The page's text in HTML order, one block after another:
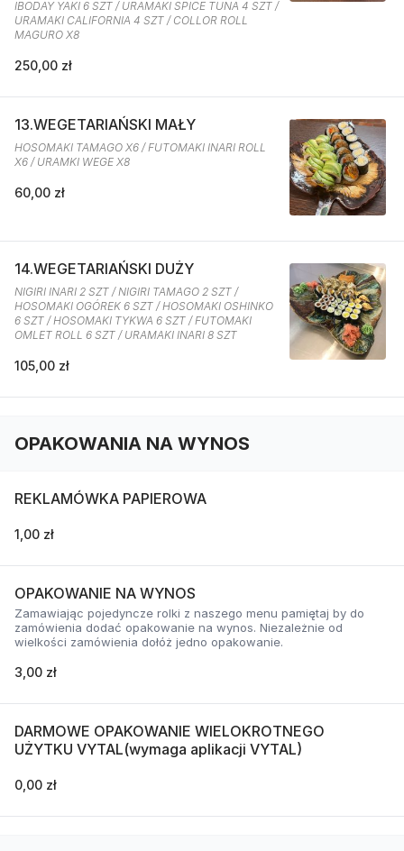
IBODAY YAKI 6 SZT / URAMAKI SPICE TUNA 4 SZT /
URAMAKI CALIFORNIA 4 SZT / COLLOR ROLL
MAGURO X8
250,00 zł
13.WEGETARIAŃSKI MAŁY
HOSOMAKI TAMAGO X6 / FUTOMAKI INARI ROLL
X6 / URAMKI WEGE X8
60,00 zł
14.WEGETARIAŃSKI DUŻY
NIGIRI INARI 2 SZT / NIGIRI TAMAGO 2 SZT /
HOSOMAKI OGÓREK 6 SZT / HOSOMAKI OSHINKO
6 SZT / HOSOMAKI TYKWA 6 SZT / FUTOMAKI
OMLET ROLL 6 SZT / URAMAKI INARI 8 SZT
105,00 zł
OPAKOWANIA NA WYNOS
REKLAMÓWKA PAPIEROWA
1,00 zł
OPAKOWANIE NA WYNOS
Zamawiając pojedyncze rolki z naszego menu pamiętaj by do
zamówienia dodać opakowanie na wynos. Niezależnie od
wielkości zamówienia dołóż jedno opakowanie.
3,00 zł
DARMOWE OPAKOWANIE WIELOKROTNEGO
UŻYTKU VYTAL(wymaga aplikacji VYTAL)
0,00 zł